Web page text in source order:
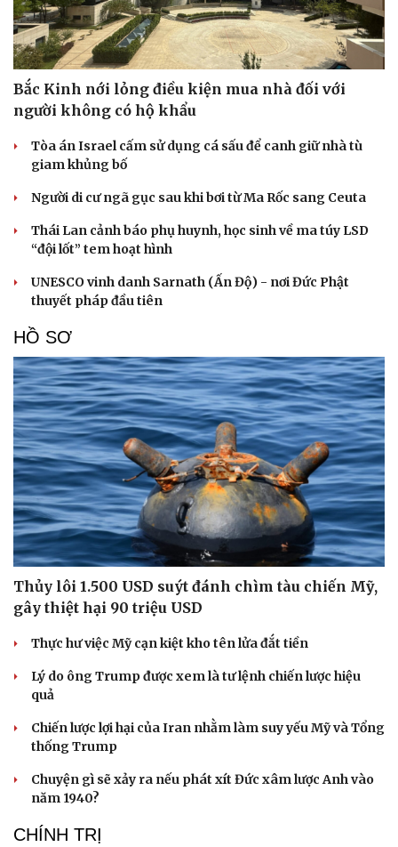
Cải chính
Bắc Kinh nới lỏng điều kiện mua nhà đối với
người không có hộ khẩu
Tòa án Israel cấm sử dụng cá sấu để canh giữ nhà tù
giam khủng bố
Người di cư ngã gục sau khi bơi từ Ma Rốc sang Ceuta
Thái Lan cảnh báo phụ huynh, học sinh về ma túy LSD
“đội lốt” tem hoạt hình
UNESCO vinh danh Sarnath (Ấn Độ) - nơi Đức Phật
thuyết pháp đầu tiên
HỒ SƠ
Thủy lôi 1.500 USD suýt đánh chìm tàu chiến Mỹ,
gây thiệt hại 90 triệu USD
Thực hư việc Mỹ cạn kiệt kho tên lửa đắt tiền
Lý do ông Trump được xem là tư lệnh chiến lược hiệu
quả
Chiến lược lợi hại của Iran nhằm làm suy yếu Mỹ và Tổng
thống Trump
Chuyện gì sẽ xảy ra nếu phát xít Đức xâm lược Anh vào
năm 1940?
CHÍNH TRỊ